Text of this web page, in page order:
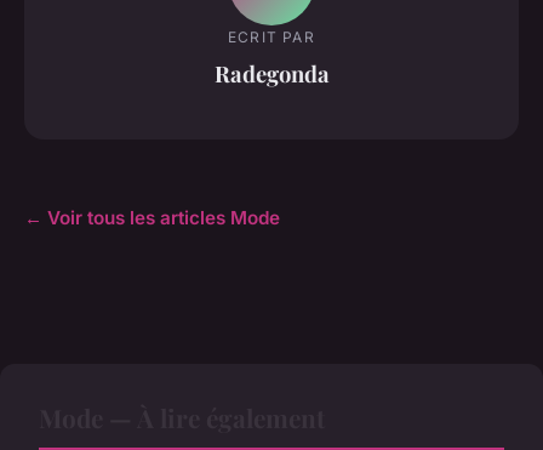
ECRIT PAR
Radegonda
← Voir tous les articles Mode